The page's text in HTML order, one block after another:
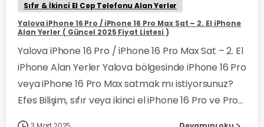
Sıfır & İkinci El Cep Telefonu Alan Yerler
Yalova iPhone 16 Pro / iPhone 16 Pro Max Sat – 2. El iPhone
Alan Yerler ( Güncel 2025 Fiyat Listesi )
Yalova iPhone 16 Pro / iPhone 16 Pro Max Sat – 2. El
iPhone Alan Yerler Yalova bölgesinde iPhone 16 Pro
veya iPhone 16 Pro Max satmak mı istiyorsunuz?
Efes Bilişim, sıfır veya ikinci el iPhone 16 Pro ve Pro...